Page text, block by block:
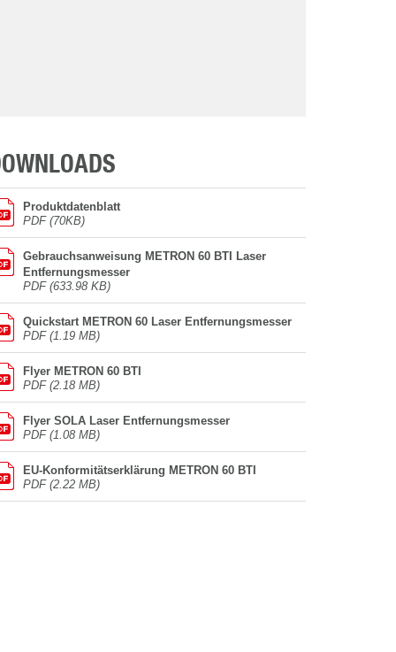
Produktdatenblatt
PDF (70KB)
Gebrauchsanweisung METRON 60 BTI Laser
Entfernungsmesser
PDF (633.98 KB)
Quickstart METRON 60 Laser Entfernungsmesser
PDF (1.19 MB)
Flyer METRON 60 BTI
PDF (2.18 MB)
Flyer SOLA Laser Entfernungsmesser
PDF (1.08 MB)
EU-Konformitätserklärung METRON 60 BTI
PDF (2.22 MB)